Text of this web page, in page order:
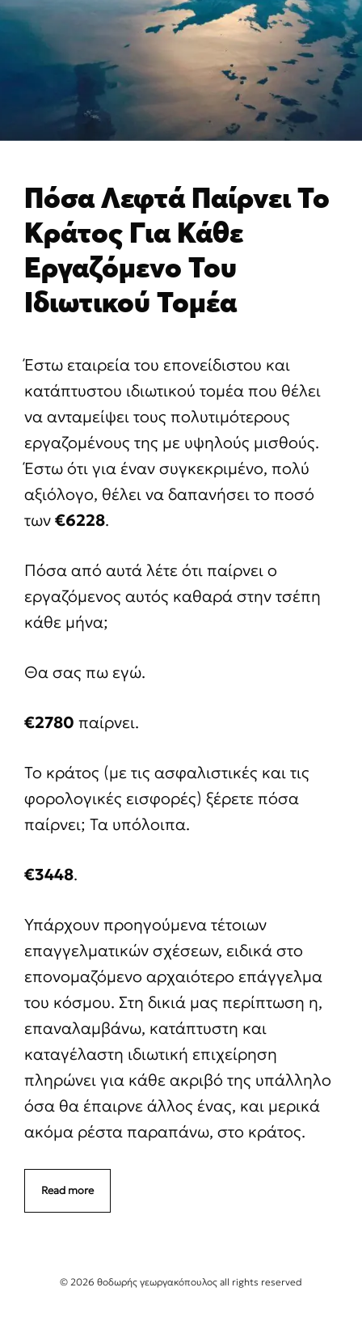
Πόσα Λεφτά Παίρνει Το
Κράτος Για Κάθε
Εργαζόμενο Του
Ιδιωτικού Τομέα
Έστω εταιρεία του επονείδιστου και
κατάπτυστου ιδιωτικού τομέα που θέλει
να ανταμείψει τους πολυτιμότερους
εργαζομένους της με υψηλούς μισθούς.
Έστω ότι για έναν συγκεκριμένο, πολύ
αξιόλογο, θέλει να δαπανήσει το ποσό
των€6228.
Πόσα από αυτά λέτε ότι παίρνει ο
εργαζόμενος αυτός καθαρά στην τσέπη
κάθε μήνα;
Θα σας πω εγώ.
€2780 παίρνει.
Το κράτος (με τις ασφαλιστικές και τις
φορολογικές εισφορές) ξέρετε πόσα
παίρνει; Τα υπόλοιπα.
€3448.
Υπάρχουν προηγούμενα τέτοιων
επαγγελματικών σχέσεων, ειδικά στο
επονομαζόμενο αρχαιότερο επάγγελμα
του κόσμου. Στη δικιά μας περίπτωση η,
επαναλαμβάνω, κατάπτυστη και
καταγέλαστη ιδιωτική επιχείρηση
πληρώνει για κάθε ακριβό της υπάλληλο
όσα θα έπαιρνε άλλος ένας, και μερικά
ακόμα ρέστα παραπάνω, στο κράτος.
Read more
© 2026 θοδωρής γεωργακόπουλος all rights reserved